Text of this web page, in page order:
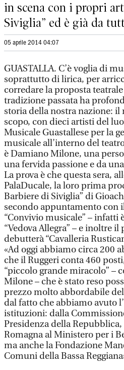
in scena con i propri
Siviglia” ed è già da
05 aprile 2014 04:07
GUASTALLA. C’è voglia di
soprattutto di lirica, per
corredare la proposta
tradizione passata ha
storia della nostra nazione:
scopo, con dieci artisti del
Musicale Guastallese per la
musicale all’interno del
è Damiano Milone, una
una fervida passione e da
La prova è che questa sera,
PalaDucale, la loro prima
Barbiere di Siviglia” di
secondo appuntamento con
“Convivio musicale” – infatti
“Vedova Allegra” – e inoltre
debutterà “Cavalleria
«Ad oggi abbiamo circa 200
che il Ruggeri conta 460
“piccolo grande miracolo” –
Milone – che è stato reso
prezzo molto abbordabile
dal fatto che abbiamo avuto
istituzioni: dalla
Presidenza della
Romagna al Ministero per i
ma anche la Fondazione
Comuni della Bassa